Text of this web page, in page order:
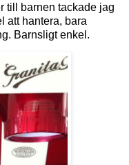
till barnen tackade jag
att hantera, bara
Barnsligt enkel.